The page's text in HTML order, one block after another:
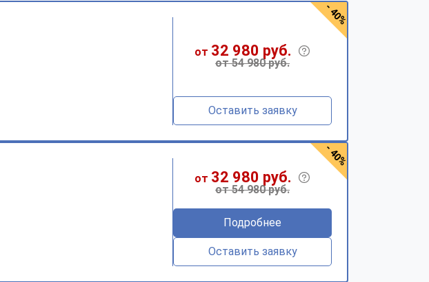
от 32 980 руб.
от 54 980 руб.
Оставить заявку
- 40%
от 32 980 руб.
от 54 980 руб.
Подробнее
Оставить заявку
- 40%